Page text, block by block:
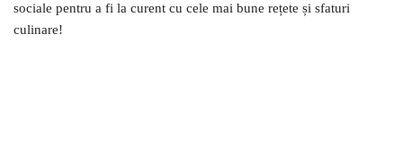
sociale pentru a fi la curent cu cele mai bune rețete și sfaturi
culinare!